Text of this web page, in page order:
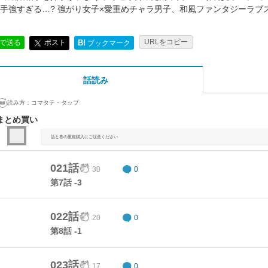
強すぎる…? 強がり女子×愛重めチャラ男子、和風ファンタジーラブ
送る ポスト B! ブックマーク URLをコピー
話読み
読み方： コマタテ・タップ
とめ買い
話と巻の重複購入にご注意ください
021話 30 0
第7話 -3
022話 20 0
第8話 -1
023話 17 0